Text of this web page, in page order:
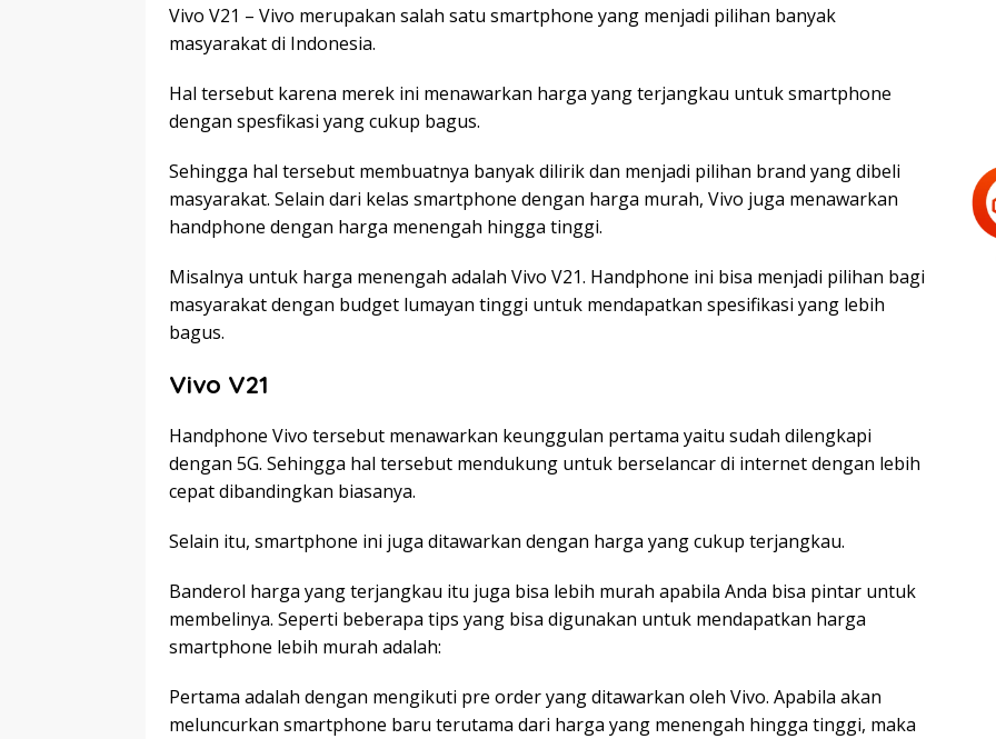
Vivo V21 – Vivo merupakan salah satu smartphone yang menjadi pilihan banyak
masyarakat di Indonesia.
Hal tersebut karena merek ini menawarkan harga yang terjangkau untuk smartphone
dengan spesfikasi yang cukup bagus.
Sehingga hal tersebut membuatnya banyak dilirik dan menjadi pilihan brand yang dibeli
masyarakat. Selain dari kelas smartphone dengan harga murah, Vivo juga menawarkan
handphone dengan harga menengah hingga tinggi.
Misalnya untuk harga menengah adalah Vivo V21. Handphone ini bisa menjadi pilihan bagi
masyarakat dengan budget lumayan tinggi untuk mendapatkan spesifikasi yang lebih
bagus.
Vivo V21
Handphone Vivo tersebut menawarkan keunggulan pertama yaitu sudah dilengkapi
dengan 5G. Sehingga hal tersebut mendukung untuk berselancar di internet dengan lebih
cepat dibandingkan biasanya.
Selain itu, smartphone ini juga ditawarkan dengan harga yang cukup terjangkau.
Banderol harga yang terjangkau itu juga bisa lebih murah apabila Anda bisa pintar untuk
membelinya. Seperti beberapa tips yang bisa digunakan untuk mendapatkan harga
smartphone lebih murah adalah:
Pertama adalah dengan mengikuti pre order yang ditawarkan oleh Vivo. Apabila akan
meluncurkan smartphone baru terutama dari harga yang menengah hingga tinggi, maka